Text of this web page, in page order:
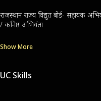
राजस्थान राज्य विद्युत बोर्ड- सहायक
/ कनिष्ठ अभियंता
Show More
UC Skills